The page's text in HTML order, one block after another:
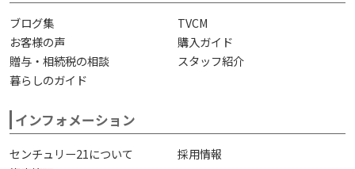
ブログ集
TVCM
お客様の声
購入ガイド
贈与・相続税の相談
スタッフ紹介
暮らしのガイド
インフォメーション
センチュリー21について
採用情報